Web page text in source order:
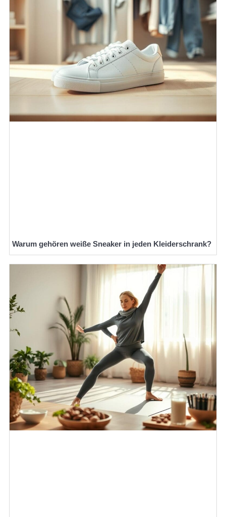
Warum gehören weiße Sneaker in jeden Kleiderschrank?